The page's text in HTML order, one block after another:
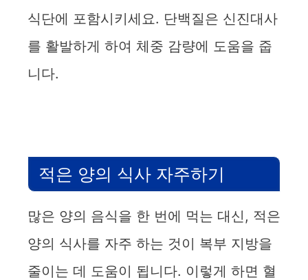
식단에 포함시키세요. 단백질은 신진대사
를 활발하게 하여 체중 감량에 도움을 줍
니다.
적은 양의 식사 자주하기
많은 양의 음식을 한 번에 먹는 대신, 적은
양의 식사를 자주 하는 것이 복부 지방을
줄이는 데 도움이 됩니다. 이렇게 하면 혈